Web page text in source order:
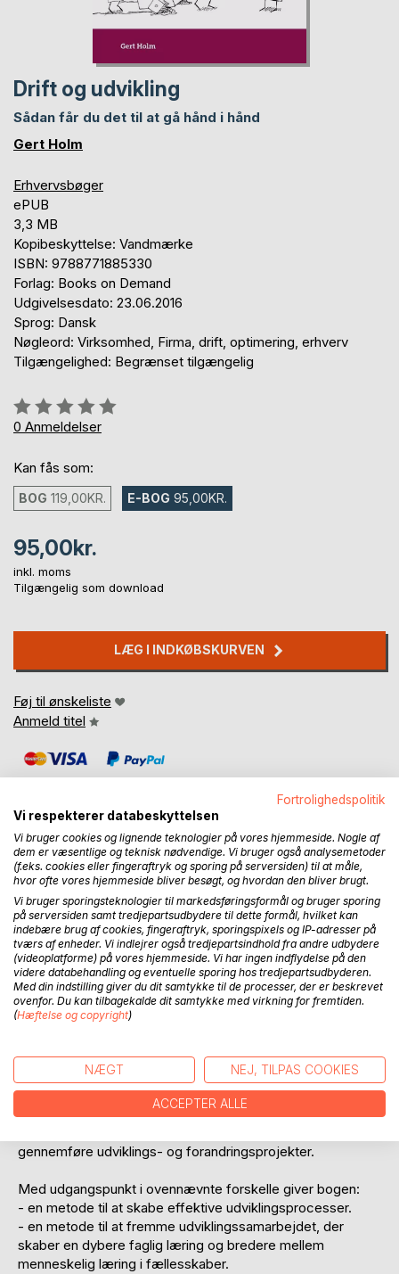
Drift og udvikling
Sådan får du det til at gå hånd i hånd
Gert Holm
Erhvervsbøger
ePUB
3,3 MB
Kopibeskyttelse: Vandmærke
ISBN: 9788771885330
Forlag: Books on Demand
Udgivelsesdato: 23.06.2016
Sprog: Dansk
Nøgleord: Virksomhed, Firma, drift, optimering, erhverv
Tilgængelighed: Begrænset tilgængelig
Anmeldelse::
0%
0 Anmeldelser
Kan fås som:
BOG 119,00KR. E-BOG 95,00KR.
95,00kr.
inkl. moms
Tilgængelig som download
LÆG I INDKØBSKURVEN
Føj til ønskeliste
Anmeld titel
BESKRIVELSE
Denne bog giver et bud på, hvordan vi kan få mere
udvikling i vores virksomheder. Mennesker er kreative og
kan ikke lade være med at forbedre verden, men vi
stoppes i processen. Vi stopper os selv og hinanden.
Denne bog tegner et billede af, at drifts- og
udviklingsopgaver grundlæggende er forskellige i
hinanden.
En bevidsthed om denne forskel, og evnen til at veksle,
mellem drift og udvikling kan reducere disse forhindringer,
gennemføre udviklings- og forandringsprojekter.
Med udgangspunkt i ovennævnte forskelle giver bogen:
- en metode til at skabe effektive udviklingsprocesser.
- en metode til at fremme udviklingssamarbejdet, der
skaber en dybere faglig læring og bredere mellem
menneskelig læring i fællesskaber.
Fortrolighedspolitik
Vi respekterer databeskyttelsen
Vi bruger cookies og lignende teknologier på vores hjemmeside. Nogle af
dem er væsentlige og teknisk nødvendige. Vi bruger også analysemetoder
(f.eks. cookies eller fingeraftryk og sporing på serversiden) til at måle,
hvor ofte vores hjemmeside bliver besøgt, og hvordan den bliver brugt.
Vi bruger sporingsteknologier til markedsføringsformål og bruger sporing
på serversiden samt tredjepartsudbydere til dette formål, hvilket kan
indebære brug af cookies, fingeraftryk, sporingspixels og IP-adresser på
tværs af enheder. Vi indlejrer også tredjepartsindhold fra andre udbydere
(videoplatforme) på vores hjemmeside. Vi har ingen indflydelse på den
videre databehandling og eventuelle sporing hos tredjepartsudbyderen.
Med din indstilling giver du dit samtykke til de processer, der er beskrevet
ovenfor. Du kan tilbagekalde dit samtykke med virkning for fremtiden.
(Hæftelse og copyright)
NÆGT NEJ, TILPAS COOKIES
ACCEPTER ALLE